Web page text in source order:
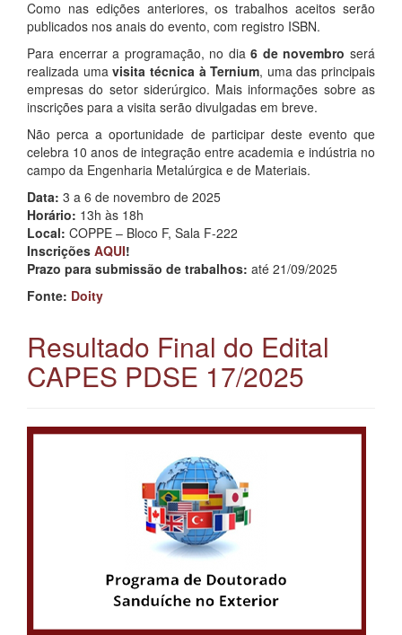
Como nas edições anteriores, os trabalhos aceitos serão
publicados nos anais do evento, com registro ISBN.
Para encerrar a programação, no dia6 de novembro será
realizada umavisita técnica à Ternium, uma das principais
empresas do setor siderúrgico. Mais informações sobre as
inscrições para a visita serão divulgadas em breve.
Não perca a oportunidade de participar deste evento que
celebra 10 anos de integração entre academia e indústria no
campo da Engenharia Metalúrgica e de Materiais.
Data: 3 a 6 de novembro de 2025
Horário: 13h às 18h
Local: COPPE – Bloco F, Sala F-222
Inscrições AQUI!
Prazo para submissão de trabalhos: até 21/09/2025
Fonte: Doity
Resultado Final do Edital
CAPES PDSE 17/2025